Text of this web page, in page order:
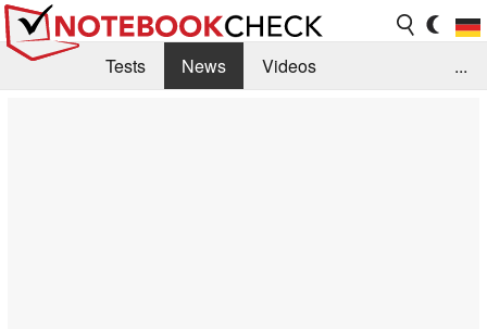
Tests News
Videos
...